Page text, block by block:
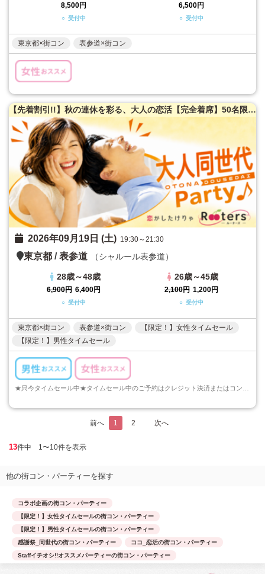
8,500円
○ 受付中
6,500円
○ 受付中
東京都×街コン 表参道×街コン
【先着割引!!】秋の連休を彩る、大人の恋活【完全着席】50名限定★大人同世代恋活パーティー♪
2026年09月19日 (土) 19:30～21:30
東京都 /表参道 （シャルール表参道）
28歳～48歳
6,900円 6,400円
○ 受付中
26歳～45歳
2,100円 1,200円
○ 受付中
東京都×街コン 表参道×街コン
【限定！】女性タイムセール
【限定！】男性タイムセール
前へ 1 2 次へ
13件中 1〜10件を表示
他の街コン・パーティーを探す
コラボ企画の街コン・パーティー
【限定！】女性タイムセールの街コン・パーティー
【限定！】男性タイムセールの街コン・パーティー
感謝祭_同世代の街コン・パーティー
ココ_恋活の街コン・パーティー
Staffイチオシ!!オススメパーティーの街コン・パーティー